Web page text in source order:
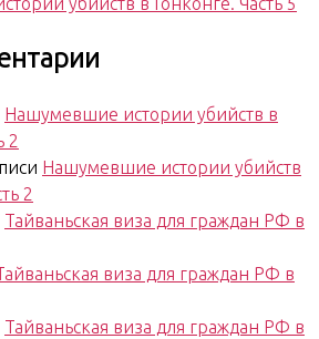
Нашумевшие истории убийств в
2
Нашумевшие истории убийств
2
Тайваньская виза для граждан РФ в
виза для граждан РФ в
Тайваньская виза для граждан РФ в